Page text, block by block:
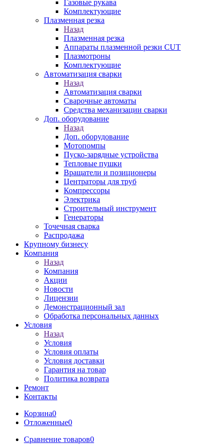
Газовые рукава
Комплектующие
Плазменная резка
Назад
Плазменная резка
Аппараты плазменной резки CUT
Плазмотроны
Комплектующие
Автоматизация сварки
Назад
Автоматизация сварки
Сварочные автоматы
Средства механизации сварки
Доп. оборудование
Назад
Доп. оборудование
Мотопомпы
Пуско-зарядные устройства
Тепловые пушки
Вращатели и позиционеры
Центраторы для труб
Компрессоры
Электрика
Строительный инструмент
Генераторы
Точечная сварка
Распродажа
Крупному бизнесу
Компания
Назад
Компания
Акции
Новости
Лицензии
Демонстрационный зал
Обработка персональных данных
Условия
Назад
Условия
Условия оплаты
Условия доставки
Гарантия на товар
Политика возврата
Ремонт
Контакты
Корзина0
Отложенные0
Сравнение товаров0